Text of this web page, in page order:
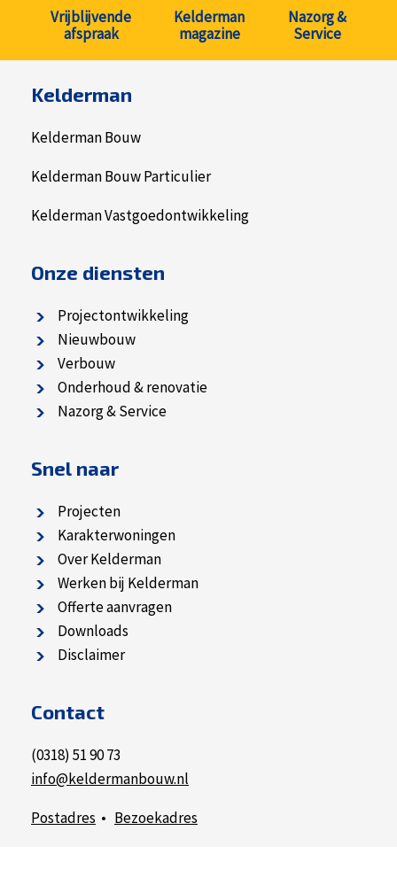
Vrijblijvende
afspraak
Kelderman
magazine
Nazorg &
Service
Kelderman
Kelderman Bouw
Kelderman Bouw Particulier
Kelderman Vastgoedontwikkeling
Onze diensten
Projectontwikkeling
Nieuwbouw
Verbouw
Onderhoud & renovatie
Nazorg & Service
Snel naar
Projecten
Karakterwoningen
Over Kelderman
Werken bij Kelderman
Offerte aanvragen
Downloads
Disclaimer
Contact
(0318) 51 90 73
info@keldermanbouw.nl
Postadres • Bezoekadres